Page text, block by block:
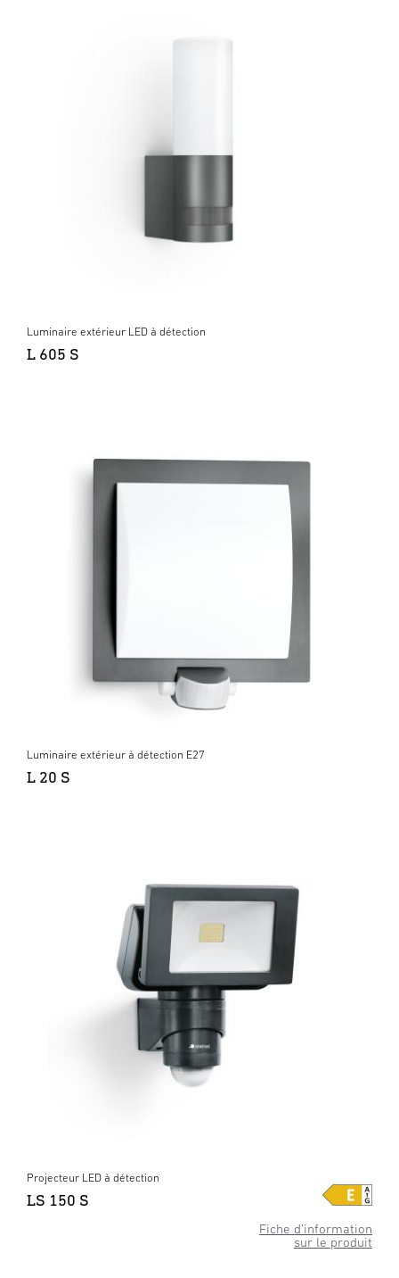
Luminaire extérieur LED à détection
L 605 S
Luminaire extérieur à détection E27
L 20 S
Fiche d’information
sur le produit
Projecteur LED à détection
LS 150 S